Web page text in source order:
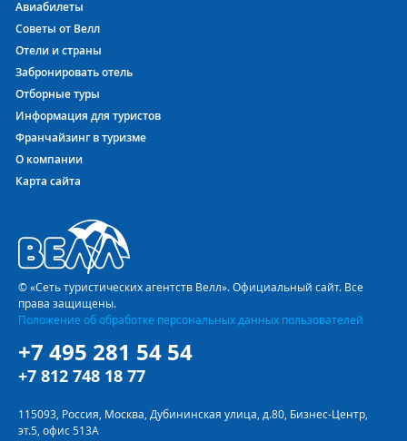
Авиабилеты
Советы от Велл
Отели и страны
Забронировать отель
Отборные туры
Информация для туристов
Франчайзинг в туризме
О компании
Карта сайта
© «Сеть туристических агентств Велл». Официальный сайт. Все
права защищены.
Положение об обработке персональных данных пользователей
+7 495 281 54 54
+7 812 748 18 77
115093, Россия, Москва, Дубининская улица, д.80, Бизнес-Центр,
эт.5, офис 513А